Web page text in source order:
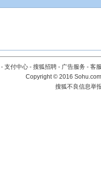
- 支付中心 - 搜狐招聘 - 广告服务 - 客
Copyright©2016
搜狐不良信息举